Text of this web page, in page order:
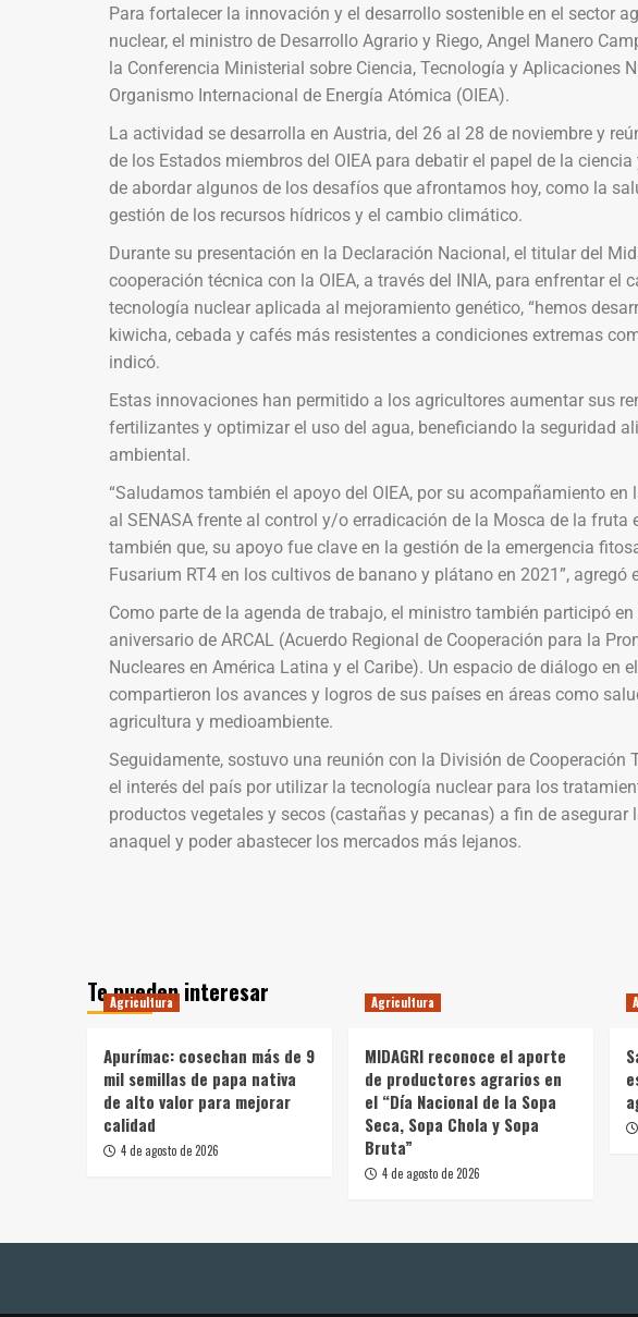
Para fortalecer la innovación y el desarrollo sostenible en el sector
nuclear, el ministro de Desarrollo Agrario y Riego, Angel Manero
la Conferencia Ministerial sobre Ciencia, Tecnología y Aplicaciones
Organismo Internacional de Energía Atómica (OIEA).
La actividad se desarrolla en Austria, del 26 al 28 de noviembre y
de los Estados miembros del OIEA para debatir el papel de la
de abordar algunos de los desafíos que afrontamos hoy, como la
gestión de los recursos hídricos y el cambio climático.
Durante su presentación en la Declaración Nacional, el titular del
cooperación técnica con la OIEA, a través del INIA, para enfrentar el
tecnología nuclear aplicada al mejoramiento genético, “hemos
kiwicha, cebada y cafés más resistentes a condiciones extremas
indicó.
Estas innovaciones han permitido a los agricultores aumentar sus
fertilizantes y optimizar el uso del agua, beneficiando la seguridad
ambiental.
“Saludamos también el apoyo del OIEA, por su acompañamiento
al SENASA frente al control y/o erradicación de la Mosca de la fruta
también que, su apoyo fue clave en la gestión de la emergencia
Fusarium RT4 en los cultivos de banano y plátano en 2021”, agregó
Como parte de la agenda de trabajo, el ministro también participó
aniversario de ARCAL (Acuerdo Regional de Cooperación para la
Nucleares en América Latina y el Caribe). Un espacio de diálogo en
compartieron los avances y logros de sus países en áreas como
agricultura y medioambiente.
Seguidamente, sostuvo una reunión con la División de Cooperación
el interés del país por utilizar la tecnología nuclear para los
productos vegetales y secos (castañas y pecanas) a fin de
anaquel y poder abastecer los mercados más lejanos.
Te pueden interesar
Agricultura
Apurímac: cosechan más de 9
mil semillas de papa nativa
de alto valor para mejorar
calidad
4 de agosto de 2026
Agricultura
MIDAGRI reconoce el aporte
de productores agrarios en
el “Día Nacional de la Sopa
Seca, Sopa Chola y Sopa
Bruta”
4 de agosto de 2026